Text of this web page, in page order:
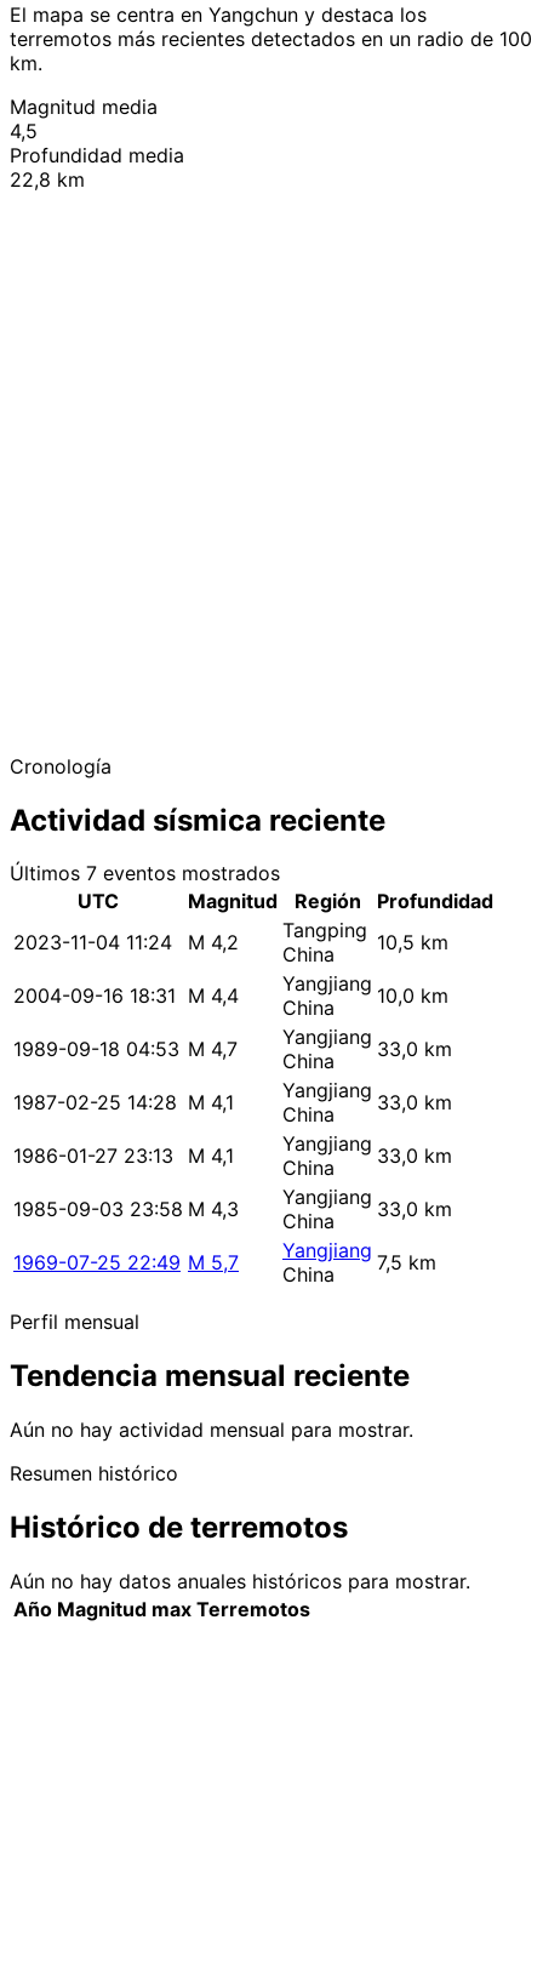
El mapa se centra en Yangchun y destaca los
terremotos más recientes detectados en un radio de 100
km.
Magnitud media
4,5
Profundidad media
22,8 km
Cronología
Actividad sísmica reciente
Últimos 7 eventos mostrados
UTC
Magnitud Región
Profundidad
2023-11-04 11:24
M 4,2
Tangping
China
10,5 km
2004-09-16 18:31 M 4,4
Yangjiang
China
10,0 km
1989-09-18 04:53 M 4,7
Yangjiang
China
33,0 km
1987-02-25 14:28 M 4,1
Yangjiang
China
33,0 km
1986-01-27 23:13 M 4,1
Yangjiang
China
33,0 km
1985-09-03 23:58 M 4,3
Yangjiang
China
33,0 km
1969-07-25 22:49 M 5,7
Yangjiang
China
7,5 km
Perfil mensual
Tendencia mensual reciente
Aún no hay actividad mensual para mostrar.
Resumen histórico
Histórico de terremotos
Aún no hay datos anuales históricos para mostrar.
Año Magnitud max Terremotos